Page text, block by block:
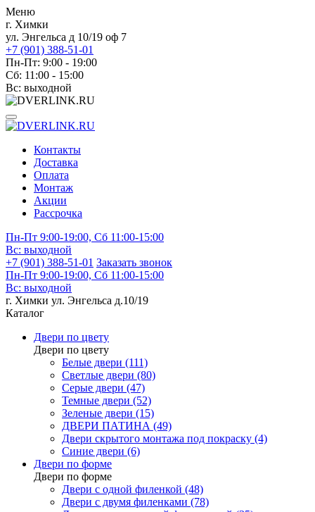
Меню
г. Химки
ул. Энгельса д 10/19 оф 7
+7 (901) 388-51-01
Пн-Пт: 9:00 - 19:00
Сб: 11:00 - 15:00
Вс: выходной
Контакты
Доставка
Оплата
Монтаж
Акции
Рассрочка
Пн-Пт 9:00-19:00, Сб 11:00-15:00
Вс: выходной
+7 (901) 388-51-01 Заказать звонок
Пн-Пт 9:00-19:00, Сб 11:00-15:00
Вс: выходной
г. Химки ул. Энгельса д.10/19
Каталог
Двери по цвету
Двери по цвету
Белые двери (111)
Светлые двери (80)
Серые двери (47)
Темные двери (52)
Зеленые двери (15)
ДВЕРИ ПАТИНА (49)
Двери скрытого монтажа под покраску (4)
Синие двери (6)
Двери по форме
Двери по форме
Двери с одной филенкой (48)
Двери с двумя филенками (78)